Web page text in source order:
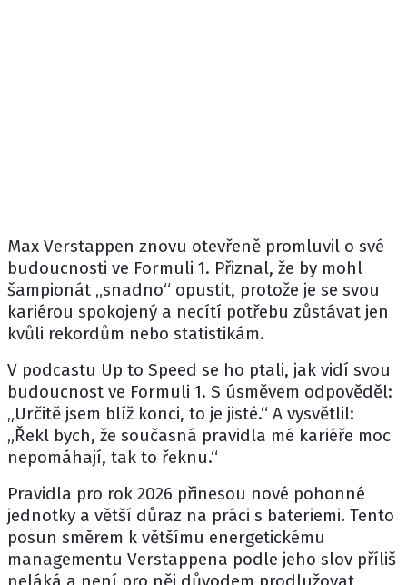
Max Verstappen znovu otevřeně promluvil o své
budoucnosti ve Formuli 1. Přiznal, že by mohl
šampionát „snadno“ opustit, protože je se svou
kariérou spokojený a necítí potřebu zůstávat jen
kvůli rekordům nebo statistikám.
V podcastu Up to Speed se ho ptali, jak vidí svou
budoucnost ve Formuli 1. S úsměvem odpověděl:
„Určitě jsem blíž konci, to je jisté.“ A vysvětlil:
„Řekl bych, že současná pravidla mé kariéře moc
nepomáhají, tak to řeknu.“
Pravidla pro rok 2026 přinesou nové pohonné
jednotky a větší důraz na práci s bateriemi. Tento
posun směrem k většímu energetickému
managementu Verstappena podle jeho slov příliš